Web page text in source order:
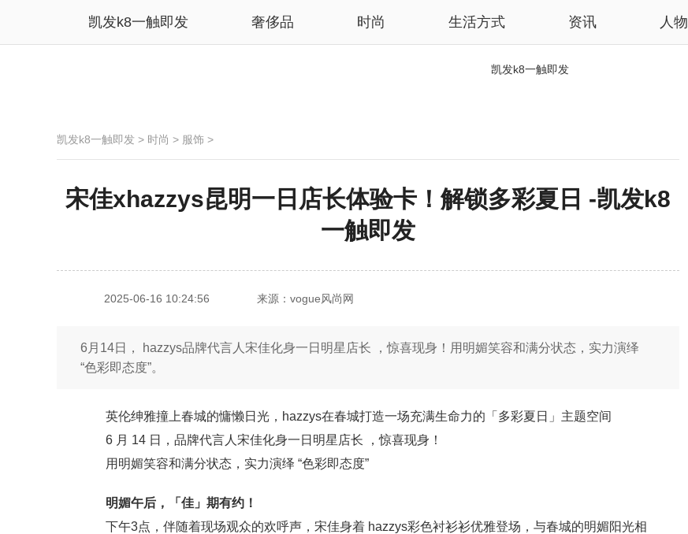
凯发k8一触即发 奢侈品 时尚 生活方式 资讯 人物
凯发k8一触即发
凯发k8一触即发 > 时尚 > 服饰 >
宋佳xhazzys昆明一日店长体验卡！解锁多彩夏日 -凯发k8
一触即发
2025-06-16 10:24:56 来源：vogue风尚网
6月14日， hazzys品牌代言人宋佳化身一日明星店长 ，惊喜现身！用明媚笑容和满分状态，实力演绎
“色彩即态度”。
英伦绅雅撞上春城的慵懒日光，hazzys在春城打造一场充满生命力的「多彩夏日」主题空间
6 月 14 日，品牌代言人宋佳化身一日明星店长 ，惊喜现身！
用明媚笑容和满分状态，实力演绎 “色彩即态度”
明媚午后，「佳」期有约！
下午3点，伴随着现场观众的欢呼声，宋佳身着 hazzys彩色衬衫衫优雅登场，与春城的明媚阳光相